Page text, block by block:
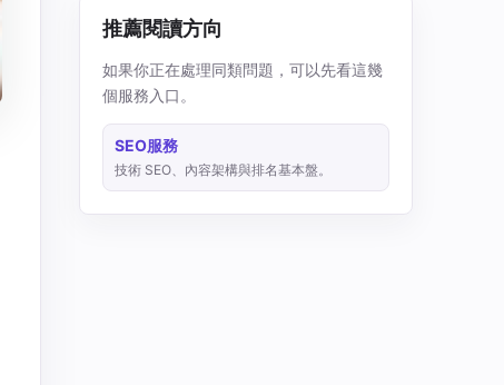
推薦閱讀方向
如果你正在處理同類問題，可以先看這幾
個服務入口。
SEO服務
技術 SEO、內容架構與排名基本盤。